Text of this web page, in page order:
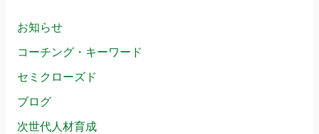
お知らせ
コーチング・キーワード
セミクローズド
ブログ
次世代人材育成